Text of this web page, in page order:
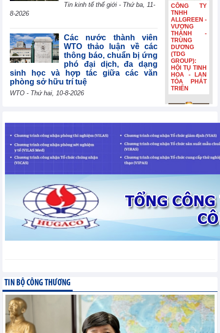
đồng
Tin kinh tế thế giới - Thứ ba, 11-
8-2026
Các nước thành viên
WTO thảo luận về các
thông báo, chuẩn bị ứng
phó đại dịch, đa dạng
sinh học và hợp tác giữa các văn
phòng sở hữu trí tuệ
WTO - Thứ hai, 10-8-2026
WTO năm 2026, cảm ơn
các nước thành viên vì
sự hợp tác liên tục
WTO - Thứ hai, 10-8-2026
Lithuania đóng góp
30.000 EUR để giúp các
nền kinh tế đang phát
triển và các nước kém
phát triển nhất nâng cao năng lực
thương mại
WTO - Thứ hai, 10-8-2026
định sau khi vượt đỉnh
bảy tuần, đồng duy trì
trên 14.000 USD, quặng sắt giằng co
trước lo ngại nguồn cung
Tin hàng hoá thế giới - Thứ hai, 10-8-2026
CÔNG TY
TNHH
ALLGREEN -
VƯỢNG
THÀNH -
TRÙNG
DƯƠNG
(TDG
GROUP):
HỘI TỤ TINH
HOA - LAN
TỎA PHÁT
TRIỂN
Bia Hà Nội
diện, tiếp
nối hành
hơn 132
diện, tiếp
trình lịch sử
hơn 132
năm
TIN BỘ CÔNG THƯƠNG